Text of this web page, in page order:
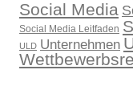
Social Media
Social Media Leitfaden
ULD Unternehmen